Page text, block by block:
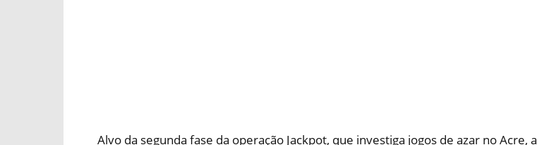
Alvo da segunda fase da operação Jackpot, que investiga jogos de azar no Acre, a